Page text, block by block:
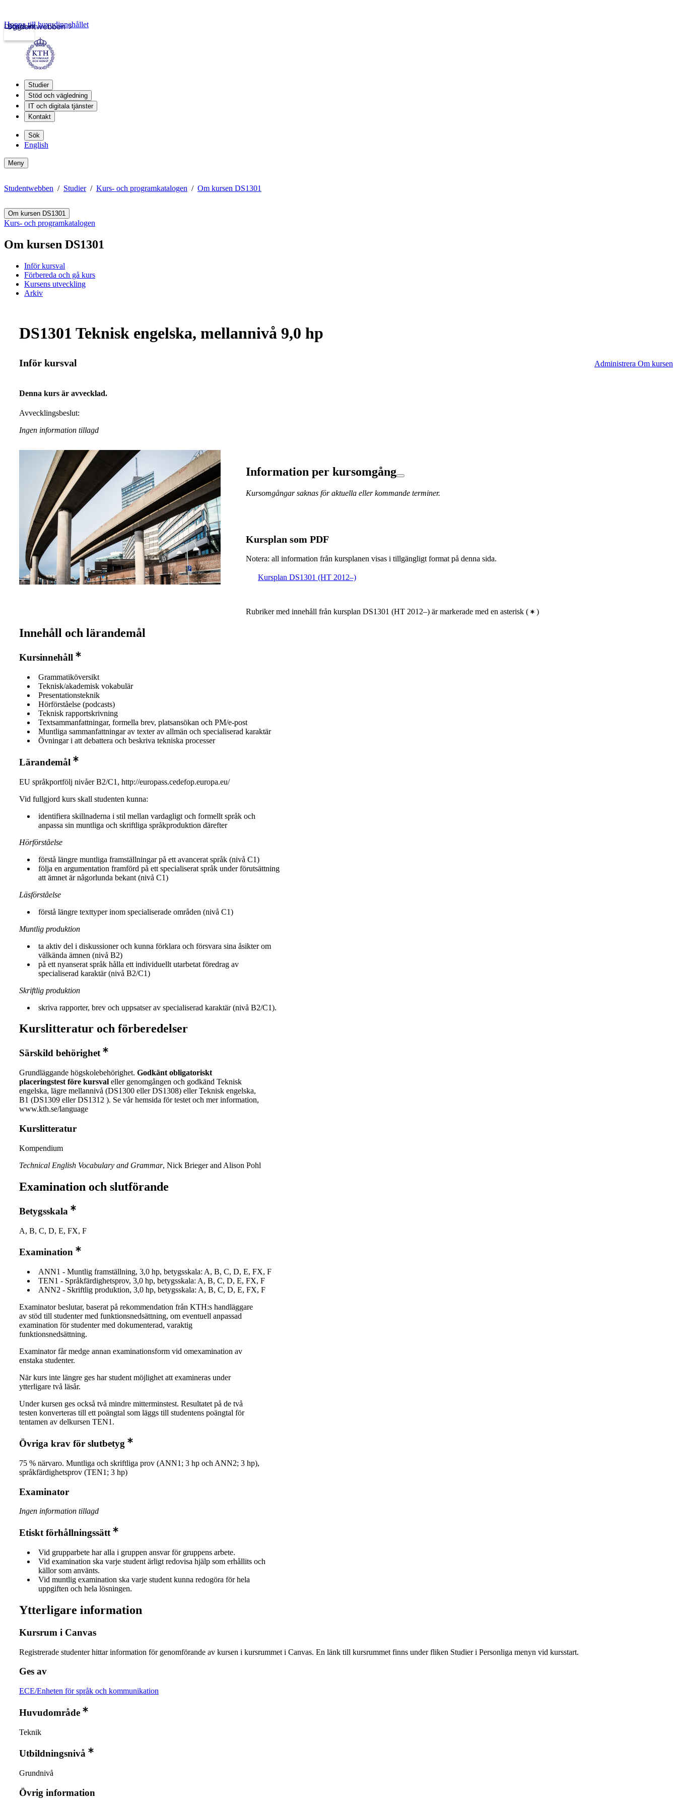
Studentwebben
Logga in
Hoppa till huvudinnehållet
Studier
Stöd och vägledning
IT och digitala tjänster
Kontakt
Sök
English
Meny
Studentwebben Studier Kurs- och programkatalogen Om kursen DS1301
Om kursen DS1301
Kurs- och programkatalogen
Om kursen DS1301
Inför kursval
Förbereda och gå kurs
Kursens utveckling
Arkiv
DS1301 Teknisk engelska, mellannivå 9,0 hp
Inför kursval Administrera Om kursen
Denna kurs är avvecklad.
Avvecklingsbeslut:
Ingen information tillagd
Information per kursomgång
Kursomgångar saknas för aktuella eller kommande terminer.
Kursplan som PDF
Notera: all information från kursplanen visas i tillgängligt format på denna sida.
Kursplan DS1301 (HT 2012–)
Rubriker med innehåll från kursplan DS1301 (HT 2012–) är markerade med en asterisk ( )
Innehåll och lärandemål
Kursinnehåll
Grammatiköversikt
Teknisk/akademisk vokabulär
Presentationsteknik
Hörförståelse (podcasts)
Teknisk rapportskrivning
Textsammanfattningar, formella brev, platsansökan och PM/e-post
Muntliga sammanfattningar av texter av allmän och specialiserad karaktär
Övningar i att debattera och beskriva tekniska processer
Lärandemål
EU språkportfölj nivåer B2/C1, http://europass.cedefop.europa.eu/
Vid fullgjord kurs skall studenten kunna:
identifiera skillnaderna i stil mellan vardagligt och formellt språk och
anpassa sin muntliga och skriftliga språkproduktion därefter
Hörförståelse
förstå längre muntliga framställningar på ett avancerat språk (nivå C1)
följa en argumentation framförd på ett specialiserat språk under förutsättning
att ämnet är någorlunda bekant (nivå C1)
Läsförståelse
förstå längre texttyper inom specialiserade områden (nivå C1)
Muntlig produktion
ta aktiv del i diskussioner och kunna förklara och försvara sina åsikter om
välkända ämnen (nivå B2)
på ett nyanserat språk hålla ett individuellt utarbetat föredrag av
specialiserad karaktär (nivå B2/C1)
Skriftlig produktion
skriva rapporter, brev och uppsatser av specialiserad karaktär (nivå B2/C1).
Kurslitteratur och förberedelser
Särskild behörighet
Grundläggande högskolebehörighet. Godkänt obligatoriskt
placeringstest före kursval eller genomgången och godkänd Teknisk
engelska, lägre mellannivå (DS1300 eller DS1308) eller Teknisk engelska,
B1 (DS1309 eller DS1312 ). Se vår hemsida för testet och mer information,
www.kth.se/language
Kurslitteratur
Kompendium
Technical English Vocabulary and Grammar, Nick Brieger and Alison Pohl
Examination och slutförande
Betygsskala
A, B, C, D, E, FX, F
Examination
ANN1 - Muntlig framställning, 3,0 hp, betygsskala: A, B, C, D, E, FX, F
TEN1 - Språkfärdighetsprov, 3,0 hp, betygsskala: A, B, C, D, E, FX, F
ANN2 - Skriftlig produktion, 3,0 hp, betygsskala: A, B, C, D, E, FX, F
Examinator beslutar, baserat på rekommendation från KTH:s handläggare
av stöd till studenter med funktionsnedsättning, om eventuell anpassad
examination för studenter med dokumenterad, varaktig
funktionsnedsättning.
Examinator får medge annan examinationsform vid omexamination av
enstaka studenter.
När kurs inte längre ges har student möjlighet att examineras under
ytterligare två läsår.
Under kursen ges också två mindre mitterminstest. Resultatet på de två
testen konverteras till ett poängtal som läggs till studentens poängtal för
tentamen av delkursen TEN1.
Övriga krav för slutbetyg
75 % närvaro. Muntliga och skriftliga prov (ANN1; 3 hp och ANN2; 3 hp),
språkfärdighetsprov (TEN1; 3 hp)
Examinator
Ingen information tillagd
Etiskt förhållningssätt
Vid grupparbete har alla i gruppen ansvar för gruppens arbete.
Vid examination ska varje student ärligt redovisa hjälp som erhållits och
källor som använts.
Vid muntlig examination ska varje student kunna redogöra för hela
uppgiften och hela lösningen.
Ytterligare information
Kursrum i Canvas
Registrerade studenter hittar information för genomförande av kursen i kursrummet i Canvas. En länk till kursrummet finns under fliken Studier i Personliga menyn vid kursstart.
Ges av
ECE/Enheten för språk och kommunikation
Huvudområde
Teknik
Utbildningsnivå
Grundnivå
Övrig information